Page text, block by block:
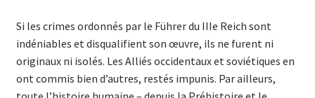
Si les crimes ordonnés par le Führer du IIIe Reich sont
indéniables et disqualifient son œuvre, ils ne furent ni
originaux ni isolés. Les Alliés occidentaux et soviétiques en
ont commis bien d’autres, restés impunis. Par ailleurs,